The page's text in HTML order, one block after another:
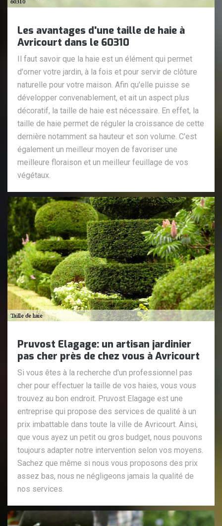
Les avantages d'une taille de haie à
Avricourt dans le 60310
Il faut savoir que la haie est un élément qui permet
d'orner votre jardin, à la fois et pour servir de clôture
naturelle pour votre maison. Afin qu'elle puisse se
développer convenablement, et ait un aspect plus
décoratif, la taille de haie est nécessaire. En effet, la
taille de haie permet de réguler la croissance de cette
dernière notamment sa hauteur et son volume. C'est
également un meilleur moyen de favoriser une
meilleure floraison et un meilleur feuillage de vos
végétaux.
Pruvost Elagage: un artisan jardinier
pas cher près de chez vous à Avricourt
Si vous êtes à la recherche d'un professionnel pas
cher pour effectuer la taille de vos haies, vous vous
trouvez au bon endroit. Pruvost Elagage est une
entreprise qui propose des services de qualité à un
prix imbattable dans toute la ville de Avricourt. Ainsi,
que vous ayez un petit ou gros budget, nous pouvons
toujours adapter notre intervention selon vos moyens.
Sachez que même si nous vous proposons des prix
assez bas, nous ne négligeons jamais la qualité de
nos services.